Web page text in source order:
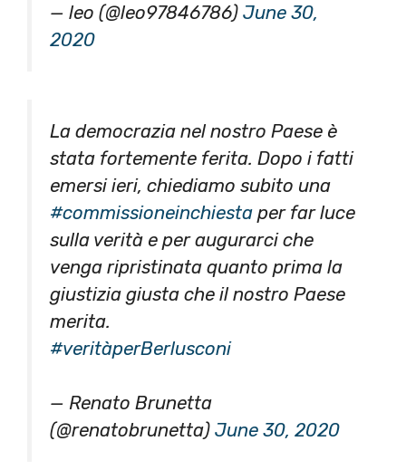
— leo (@leo97846786) June 30,
2020
La democrazia nel nostro Paese è
stata fortemente ferita. Dopo i fatti
emersi ieri, chiediamo subito una
#commissioneinchiesta per far luce
sulla verità e per augurarci che
venga ripristinata quanto prima la
giustizia giusta che il nostro Paese
merita.
#veritàperBerlusconi
— Renato Brunetta
(@renatobrunetta) June 30, 2020